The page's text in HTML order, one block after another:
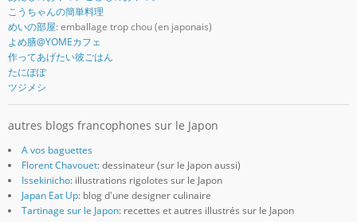
こうちゃんの簡単料理
めいの部屋: emballage trop chou (en japonais)
よめ膳@YOMEカフェ
作ってあげたい彼ごはん
たにぽぽ
ツジメシ
autres blogs francophones sur le Japon
A vos baguettes
Florent Chavouet: dessinateur (sur le Japon aussi)
Issekinicho: illustrations rigolotes sur le Japon
Japan Eat Up: blog d'une designer culinaire
Tartinage sur le Japon: recettes et autres illustrés sur le Japon